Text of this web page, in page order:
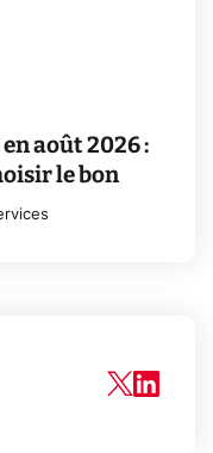
août 2026 :
le bon